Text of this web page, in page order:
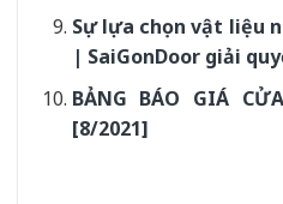
Sự lựa chọn vật liệu
| SaiGonDoor giải
BẢNG BÁO GIÁ
[8/2021]